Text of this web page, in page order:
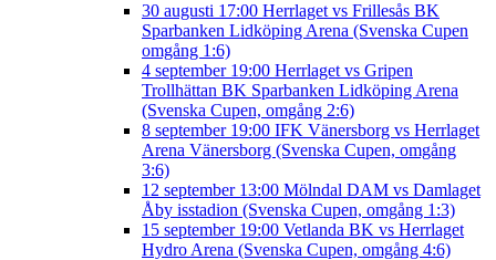
30 augusti 17:00 Herrlaget vs Frillesås BK
Sparbanken Lidköping Arena (Svenska Cupen
omgång 1:6)
4 september 19:00 Herrlaget vs Gripen
Trollhättan BK Sparbanken Lidköping Arena
(Svenska Cupen, omgång 2:6)
8 september 19:00 IFK Vänersborg vs Herrlaget
Arena Vänersborg (Svenska Cupen, omgång
3:6)
12 september 13:00 Mölndal DAM vs Damlaget
Åby isstadion (Svenska Cupen, omgång 1:3)
15 september 19:00 Vetlanda BK vs Herrlaget
Hydro Arena (Svenska Cupen, omgång 4:6)